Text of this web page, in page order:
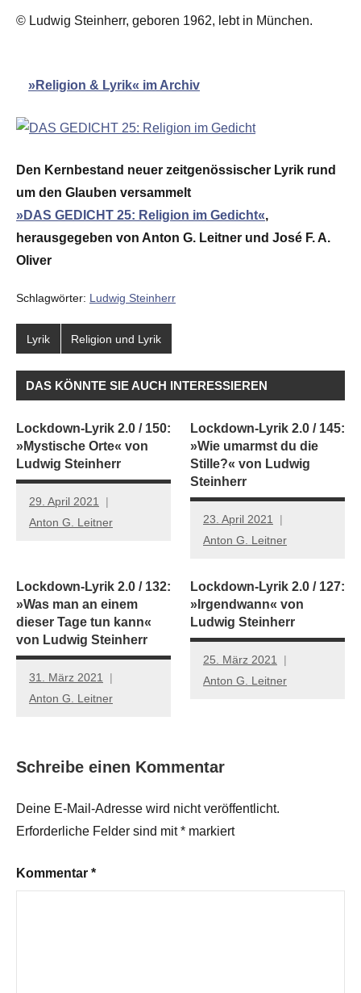
© Ludwig Steinherr, geboren 1962, lebt in München.
»Religion & Lyrik« im Archiv
Den Kernbestand neuer zeitgenössischer Lyrik rund
um den Glauben versammelt
»DAS GEDICHT 25: Religion im Gedicht«,
herausgegeben von Anton G. Leitner und José F. A.
Oliver
Schlagwörter: Ludwig Steinherr
Lyrik Religion und Lyrik
DAS KÖNNTE SIE AUCH INTERESSIEREN
Lockdown-Lyrik 2.0 / 150:
»Mystische Orte« von
Ludwig Steinherr
29. April 2021
Anton G. Leitner
Lockdown-Lyrik 2.0 / 145:
»Wie umarmst du die
Stille?« von Ludwig
Steinherr
23. April 2021
Anton G. Leitner
Lockdown-Lyrik 2.0 / 132:
»Was man an einem
dieser Tage tun kann«
von Ludwig Steinherr
31. März 2021
Anton G. Leitner
Lockdown-Lyrik 2.0 / 127:
»Irgendwann« von
Ludwig Steinherr
25. März 2021
Anton G. Leitner
Schreibe einen Kommentar
Deine E-Mail-Adresse wird nicht veröffentlicht.
Erforderliche Felder sind mit* markiert
Kommentar *